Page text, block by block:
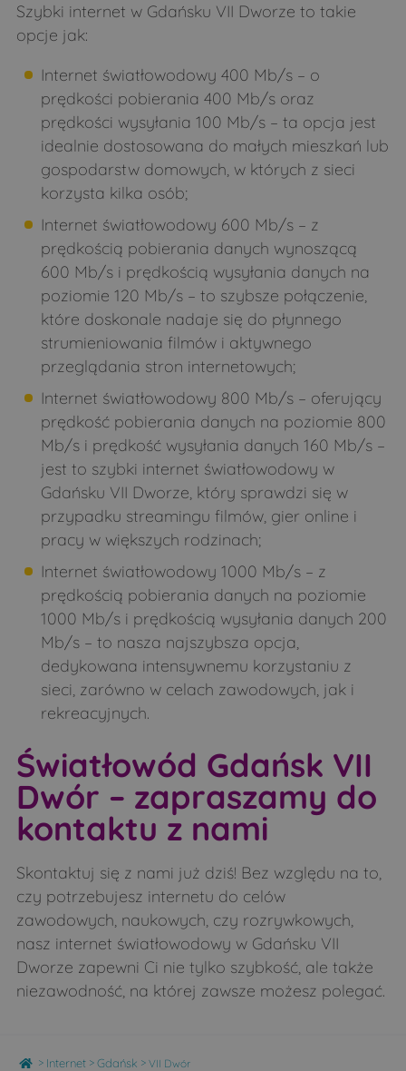
Szybki internet w Gdańsku VII Dworze to takie
opcje jak:
Internet światłowodowy 400 Mb/s – o
prędkości pobierania 400 Mb/s oraz
prędkości wysyłania 100 Mb/s – ta opcja jest
idealnie dostosowana do małych mieszkań lub
gospodarstw domowych, w których z sieci
korzysta kilka osób;
Internet światłowodowy 600 Mb/s – z
prędkością pobierania danych wynoszącą
600 Mb/s i prędkością wysyłania danych na
poziomie 120 Mb/s – to szybsze połączenie,
które doskonale nadaje się do płynnego
strumieniowania filmów i aktywnego
przeglądania stron internetowych;
Internet światłowodowy 800 Mb/s – oferujący
prędkość pobierania danych na poziomie 800
Mb/s i prędkość wysyłania danych 160 Mb/s –
jest to szybki internet światłowodowy w
Gdańsku VII Dworze, który sprawdzi się w
przypadku streamingu filmów, gier online i
pracy w większych rodzinach;
Internet światłowodowy 1000 Mb/s – z
prędkością pobierania danych na poziomie
1000 Mb/s i prędkością wysyłania danych 200
Mb/s – to nasza najszybsza opcja,
dedykowana intensywnemu korzystaniu z
sieci, zarówno w celach zawodowych, jak i
rekreacyjnych.
Światłowód Gdańsk VII
Dwór – zapraszamy do
kontaktu z nami
Skontaktuj się z nami już dziś! Bez względu na to,
czy potrzebujesz internetu do celów
zawodowych, naukowych, czy rozrywkowych,
nasz internet światłowodowy w Gdańsku VII
Dworze zapewni Ci nie tylko szybkość, ale także
niezawodność, na której zawsze możesz polegać.
Home
> Internet> Gdańsk > VII Dwór